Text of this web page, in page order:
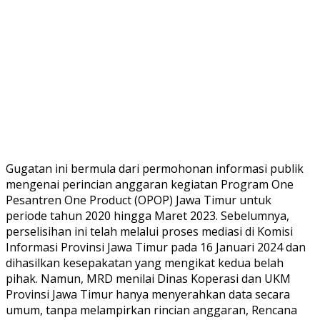
Gugatan ini bermula dari permohonan informasi publik
mengenai perincian anggaran kegiatan Program One
Pesantren One Product (OPOP) Jawa Timur untuk
periode tahun 2020 hingga Maret 2023. Sebelumnya,
perselisihan ini telah melalui proses mediasi di Komisi
Informasi Provinsi Jawa Timur pada 16 Januari 2024 dan
dihasilkan kesepakatan yang mengikat kedua belah
pihak. Namun, MRD menilai Dinas Koperasi dan UKM
Provinsi Jawa Timur hanya menyerahkan data secara
umum, tanpa melampirkan rincian anggaran, Rencana